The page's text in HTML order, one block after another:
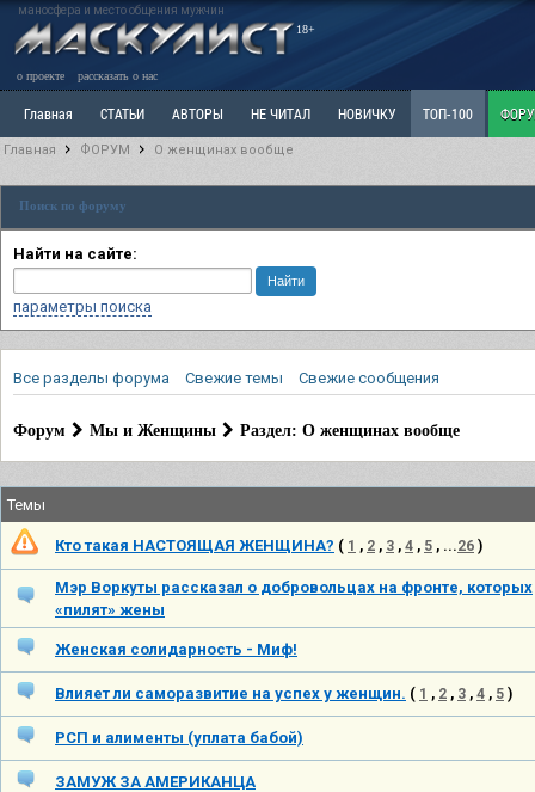
маносфера и место общения мужчин
18+
о проекте рассказать о нас
Главная СТАТЬИ АВТОРЫ НЕ ЧИТАЛ НОВИЧКУ ТОП-100
Ветка: Расстаюсь или Развожусь. САНЧАС
РАЗДЕЛ: Разное
Главная ФОРУМ О женщинах вообще
Поиск по форуму
Найти на сайте:
параметры поиска
Все разделы форума Свежие темы Свежие сообщения
Форум Мы и Женщины Раздел: О женщинах вообще
Темы
Кто такая НАСТОЯЩАЯ ЖЕНЩИНА? ( 1 , 2 , 3 , 4 , 5 , ...26 )
Мэр Воркуты рассказал о добровольцах на фронте, которых
«пилят» жены
Женская солидарность - Миф!
Влияет ли саморазвитие на успех у женщин. ( 1 , 2 , 3 , 4 , 5 )
РСП и алименты (уплата бабой)
ЗАМУЖ ЗА АМЕРИКАНЦА